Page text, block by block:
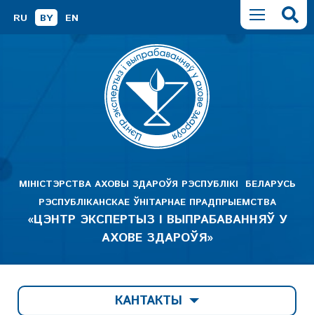
RU BY EN
МІНІСТЭРСТВА АХОВЫ ЗДАРОЎЯ РЭСПУБЛІКІ БЕЛАРУСЬ
РЭСПУБЛІКАНСКАЕ ЎНІТАРНАЕ ПРАДПРЫЕМСТВА
«ЦЭНТР ЭКСПЕРТЫЗ І ВЫПРАБАВАННЯЎ У
АХОВЕ ЗДАРОЎЯ»
КАНТАКТЫ